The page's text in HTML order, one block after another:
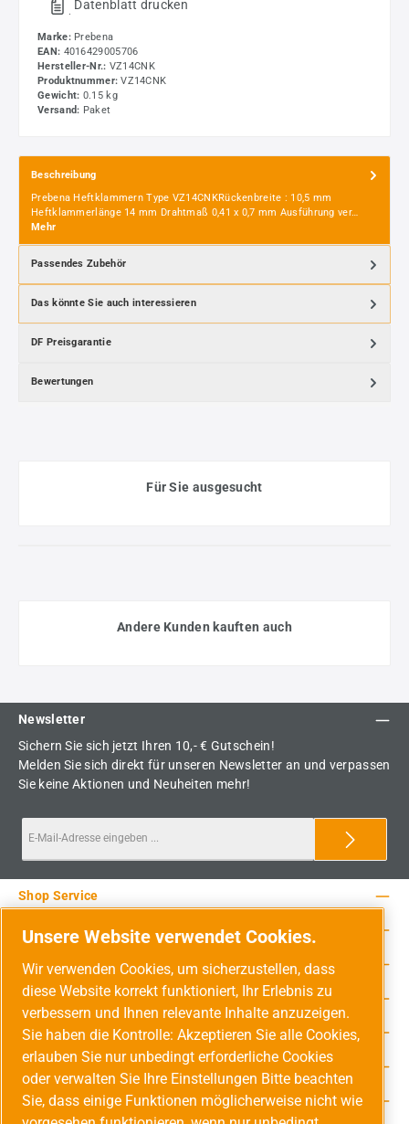
. Datenblatt drucken
Marke: Prebena
EAN: 4016429005706
Hersteller-Nr.: VZ14CNK
Produktnummer: VZ14CNK
Gewicht: 0.15 kg
Versand: Paket
Beschreibung
Prebena Heftklammern Type VZ14CNKRückenbreite : 10,5 mm
Heftklammerlänge 14 mm Drahtmaß 0,41 x 0,7 mm Ausführung ver…
Mehr
Passendes Zubehör
Das könnte Sie auch interessieren
DF Preisgarantie
Bewertungen
Für Sie ausgesucht
Andere Kunden kauften auch
Newsletter
Sichern Sie sich jetzt Ihren 10,- € Gutschein!
Melden Sie sich direkt für unseren Newsletter an und verpassen
Sie keine Aktionen und Neuheiten mehr!
Service-Hotline
Shop Service
Rechtliche Hinweise
Unsere Vorteile
Versandarten
Zahlungsarten
Adresse
Unsere Website verwendet Cookies.
Wir verwenden Cookies, um sicherzustellen, dass
diese Website korrekt funktioniert, Ihr Erlebnis zu
verbessern und Ihnen relevante Inhalte anzuzeigen.
Sie haben die Kontrolle: Akzeptieren Sie alle Cookies,
erlauben Sie nur unbedingt erforderliche Cookies
oder verwalten Sie Ihre Einstellungen Bitte beachten
Sie, dass einige Funktionen möglicherweise nicht wie